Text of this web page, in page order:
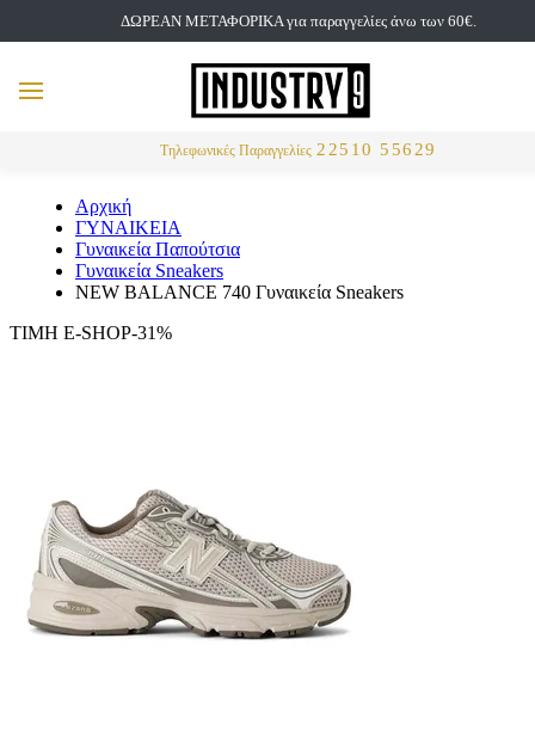
ΔΩΡΕΑΝ ΜΕΤΑΦΟΡΙΚΑ για παραγγελίες άνω των 60€.
Τηλεφωνικές Παραγγελίες 22510 55629
MENU
Αρχική
ΓΥΝΑΙΚΕΙΑ
Γυναικεία Παπούτσια
Γυναικεία Sneakers
NEW BALANCE 740 Γυναικεία Sneakers
ΤΙΜΗ E-SHOP-31%